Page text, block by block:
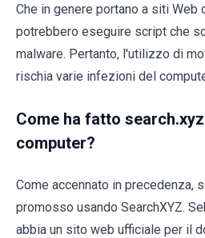
Che in genere portano a siti Web
potrebbero eseguire script che
malware. Pertanto, l'utilizzo di
rischia varie infezioni del
Come ha fatto
computer?
Come accennato in precedenza,
promosso usando SearchXYZ.
abbia un sito web ufficiale per il